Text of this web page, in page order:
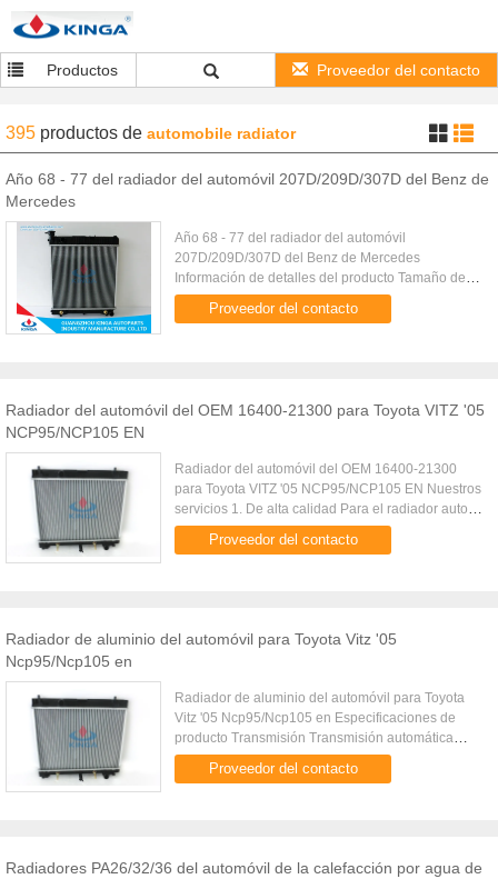
Productos Proveedor del contacto
395 productos de automobile radiator
Año 68 - 77 del radiador del automóvil 207D/209D/307D del Benz de
Mercedes
Año 68 - 77 del radiador del automóvil
207D/209D/307D del Benz de Mercedes
Información de detalles del producto Tamaño de
base: 475 x 488 x 32m m Material El tanque de
aluminio del plástico de la base OEM: 601 ...
Proveedor del contacto
Radiador del automóvil del OEM 16400-21300 para Toyota VITZ '05
NCP95/NCP105 EN
Radiador del automóvil del OEM 16400-21300
para Toyota VITZ '05 NCP95/NCP105 EN Nuestros
servicios 1. De alta calidad Para el radiador auto,
que todos están utilizando los materiales de alta
calidad, nosotros ...
Proveedor del contacto
Radiador de aluminio del automóvil para Toyota Vitz '05
Ncp95/Ncp105 en
Radiador de aluminio del automóvil para Toyota
Vitz '05 Ncp95/Ncp105 en Especificaciones de
producto Transmisión Transmisión automática
OEM 16400-21300 Tipo del coche VITZ'05
NCP95/NCP105 Tamaño del cartón 550 ...
Proveedor del contacto
Radiadores PA26/32/36 del automóvil de la calefacción por agua de